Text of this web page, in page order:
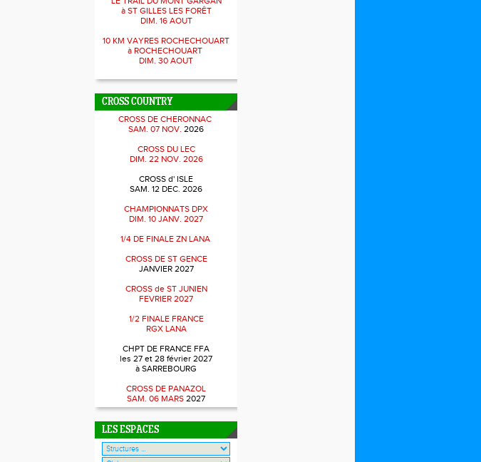
à ST GILLES LES FORÊT
DIM. 16 AOUT
10 KM VAYRES ROCHECHOUART
à ROCHECHOUART
DIM. 30 AOUT
CROSS COUNTRY
CROSS DE CHERONNAC
SAM. 07 NOV. 2026
CROSS DU LEC
DIM. 22 NOV. 2026
CROSS d' ISLE
SAM. 12 DEC. 2026
CHAMPIONNATS DPX
DIM. 10 JANV. 2027
1/4 DE FINALE ZN LANA
CROSS DE ST GENCE
JANVIER 2027
CROSS de ST JUNIEN
FEVRIER 2027
1/2 FINALE FRANCE
RGX LANA
CHPT DE FRANCE FFA
les 27 et 28 février 2027
à SARREBOURG
CROSS DE PANAZOL
SAM. 06 MARS 2027
LES ESPACES